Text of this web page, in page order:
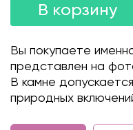
В корзину
Вы покупаете
представлен на
В камне
природных